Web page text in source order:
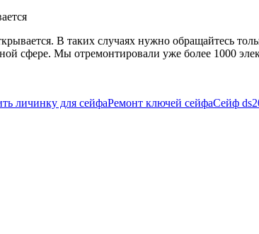
В таких случаях нужно обращайтесь
сфере. Мы отремонтировали уже более 1000
личинку для сейфаРемонт ключей сейфаСейф